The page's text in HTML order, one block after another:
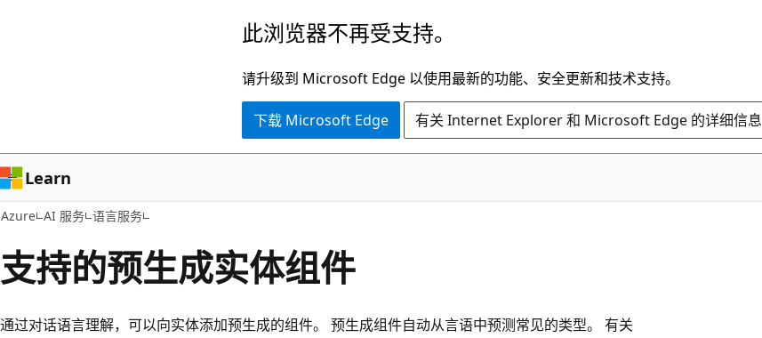
容
此浏览器不再受支持。
请升级到 Microsoft Edge 以使用最新的功能、安全更新和技术支持。
下载 Microsoft Edge 有关 Internet Explorer 和 Microsoft Edge 的详细信息
Learn
Azure AI 服务 语言服务
支持的预生成实体组件
通过对话语言理解，可以向实体添加预生成的组件。 预生成组件自动从言语中预测常见的类型。 有关